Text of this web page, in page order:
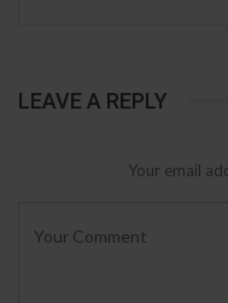
LEAVE A REPLY
Your email